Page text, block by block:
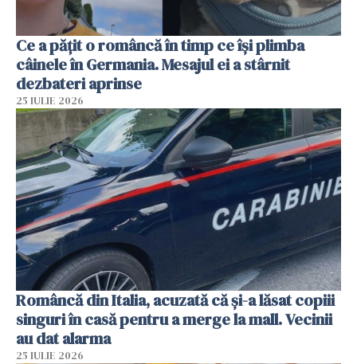
Ce a pățit o româncă în timp ce își plimba
câinele în Germania. Mesajul ei a stârnit
dezbateri aprinse
25 IULIE 2026
Româncă din Italia, acuzată că și-a lăsat copiii
singuri în casă pentru a merge la mall. Vecinii
au dat alarma
25 IULIE 2026